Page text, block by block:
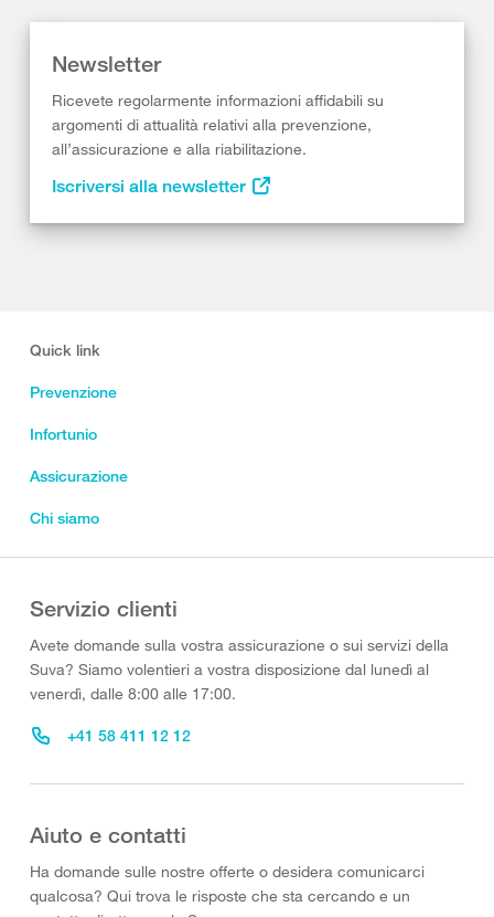
Newsletter
Ricevete regolarmente informazioni affidabili su
argomenti di attualità relativi alla prevenzione,
all’assicurazione e alla riabilitazione.
Iscriversi alla newsletter
Quick link
Prevenzione
Infortunio
Assicurazione
Chi siamo
Servizio clienti
Avete domande sulla vostra assicurazione o sui servizi della
Suva? Siamo volentieri a vostra disposizione dal lunedì al
venerdì, dalle 8:00 alle 17:00.
+41 58 411 12 12
Aiuto e contatti
Ha domande sulle nostre offerte o desidera comunicarci
qualcosa? Qui trova le risposte che sta cercando e un